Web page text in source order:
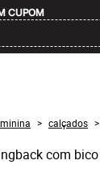
CUPOM
> calçados >